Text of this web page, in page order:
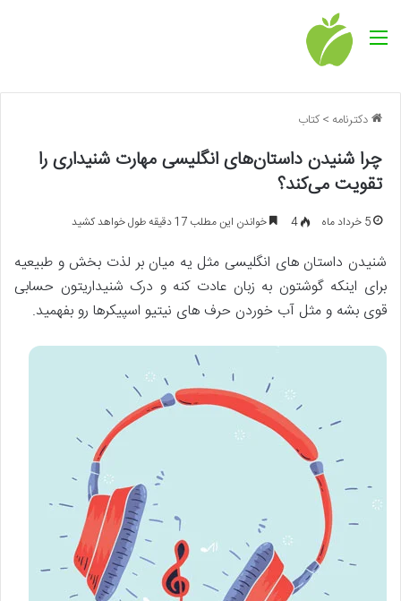
منو
دکترنامه >کتاب
چرا شنیدن داستان‌های انگلیسی مهارت شنیداری را
تقویت می‌کند؟
5 خرداد ماه 4 خواندن این مطلب 17 دقیقه طول خواهد کشید
شنیدن داستان های انگلیسی مثل یه میان بر لذت بخش و طبیعیه
برای اینکه گوشتون به زبان عادت کنه و درک شنیداریتون حسابی
قوی بشه و مثل آب خوردن حرف های نیتیو اسپیکرها رو بفهمید.